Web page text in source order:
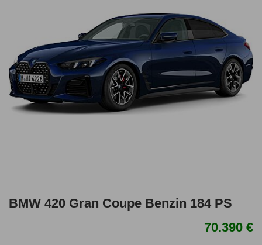
BMW 420 Gran Coupe Benzin 184 PS
70.390 €